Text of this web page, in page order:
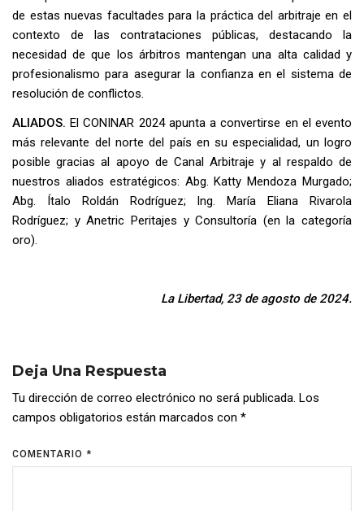
de estas nuevas facultades para la práctica del arbitraje en el
contexto de las contrataciones públicas, destacando la
necesidad de que los árbitros mantengan una alta calidad y
profesionalismo para asegurar la confianza en el sistema de
resolución de conflictos.
ALIADOS. El CONINAR 2024 apunta a convertirse en el evento
más relevante del norte del país en su especialidad, un logro
posible gracias al apoyo de Canal Arbitraje y al respaldo de
nuestros aliados estratégicos: Abg. Katty Mendoza Murgado;
Abg. Ítalo Roldán Rodríguez; Ing. María Eliana Rivarola
Rodríguez; y Anetric Peritajes y Consultoría (en la categoría
oro).
La Libertad, 23 de agosto de 2024.
Deja Una Respuesta
Tu dirección de correo electrónico no será publicada. Los
campos obligatorios están marcados con *
COMENTARIO *